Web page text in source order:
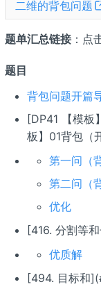
二维的背包问题
题单汇总链接：点
题目
背包问题开篇
[DP41 【模板
板】01背包（
第一问（
第二问（
优化
[416. 分割等
优质解
[494. 目标和